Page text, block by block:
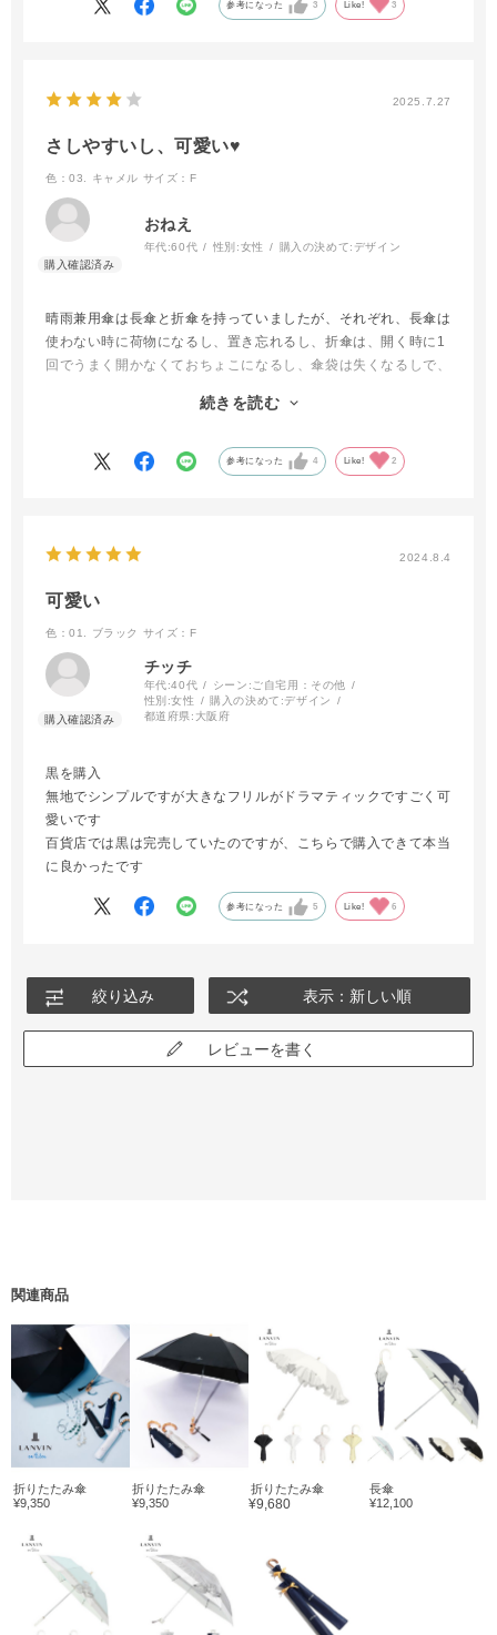
見た目は勿論のこと、開閉もとてもスムーズで車の乗り降りの際
お勧めの逸品です。
参考になった 3 Like! 3
2025.7.27
さしやすいし、可愛い♥
色：03. キャメル サイズ：F
おねえ
年代:60代 性別:女性 購入の決めて: デザイン
晴雨兼用傘は長傘と折傘を持っていましたが、それぞれ、長傘は
使わない時に荷物になるし、置き忘れるし、折傘は、開く時に1
回でうまく開かなくておちょこになるし、傘袋は失くなるしで、
今回、この傘を買って感動しました。おちょこにならずに、カバ
ただし、小さく軽い傘が欲しいと思っていらっしゃる方には不向
ル？という感じでした。個人的には、薄いグレーという感じがし
続きを読む
参考になった 4 Like! 2
2024.8.4
可愛い
色：01. ブラック サイズ：F
チッチ
年代:40代 シーン: ご自宅用：その他
性別:女性 購入の決めて:デザイン
都道府県: 大阪府
黒を購入
無地でシンプルですが大きなフリルがドラマティックですごく可
愛いです
百貨店では黒は完売していたのですが、こちらで購入できて本当
に良かったです
参考になった 5 Like! 6
絞り込み 表示：新しい順
レビューを書く
関連商品
折りたたみ傘
¥9,350
折りたたみ傘
¥9,350
折りたたみ傘
¥9,680
長傘
¥12,100